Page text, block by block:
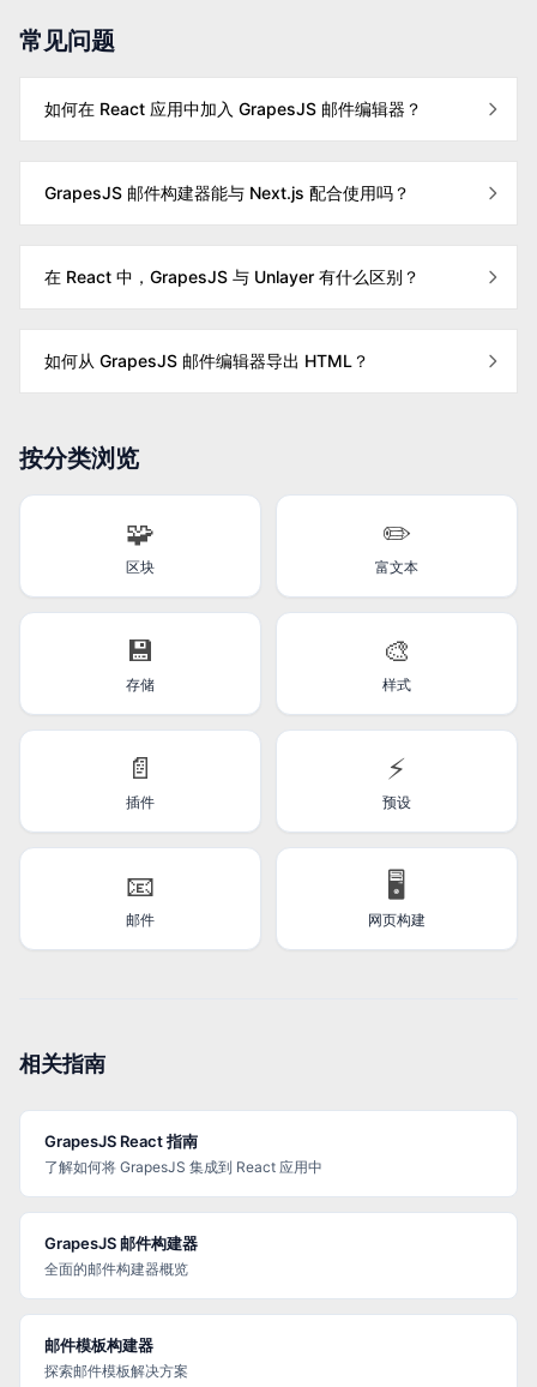
常见问题
如何在 React 应用中加入 GrapesJS 邮件编辑器？
GrapesJS 邮件构建器能与 Next.js 配合使用吗？
在 React 中，GrapesJS 与 Unlayer 有什么区别？
如何从 GrapesJS 邮件编辑器导出 HTML？
按分类浏览
🧩
区块
✏️
富文本
💾
存储
🎨
样式
📄
插件
⚡
预设
📧
邮件
🖥️
网页构建
相关指南
GrapesJS React 指南
了解如何将 GrapesJS 集成到 React 应用中
GrapesJS 邮件构建器
全面的邮件构建器概览
邮件模板构建器
探索邮件模板解决方案